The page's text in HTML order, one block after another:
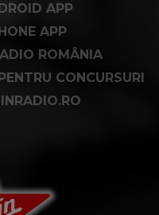
APP
APP
ROMÂNIA
CONCURSURI